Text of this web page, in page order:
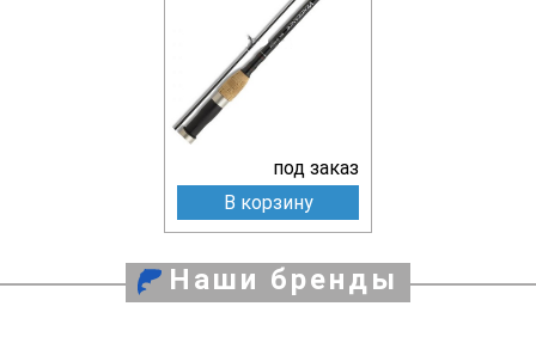
под заказ
В корзину
Наши бренды